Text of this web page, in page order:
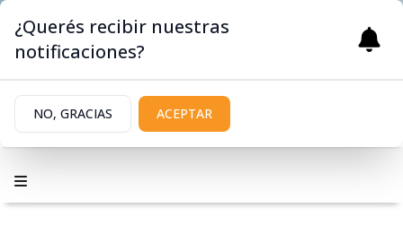
¿Querés recibir nuestras
notificaciones?
NO, GRACIAS ACEPTAR